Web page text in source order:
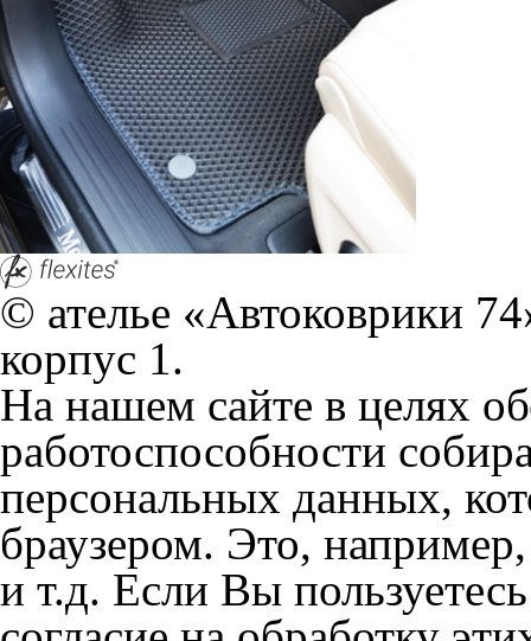
© ателье «Автоковрики
корпус 1.
На нашем сайте в целях
работоспособности
персональных данных,
браузером. Это,
и т.д. Если Вы
согласие на обработку
Положении по обработке